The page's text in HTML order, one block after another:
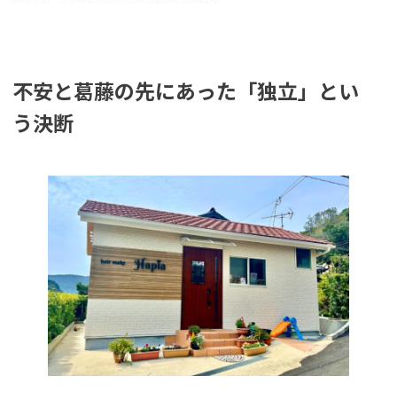
不安と葛藤の先にあった「独立」とい
う決断